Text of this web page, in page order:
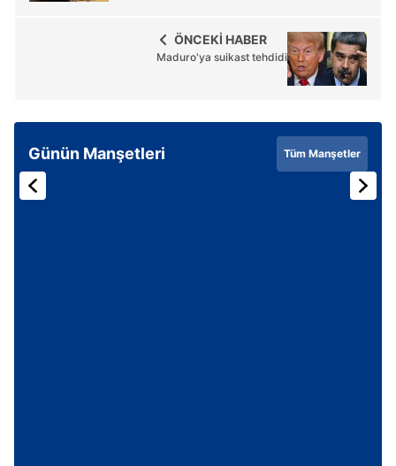
ÖNCEKİ HABER
Maduro'ya suikast tehdidi
Günün Manşetleri Tüm Manşetler